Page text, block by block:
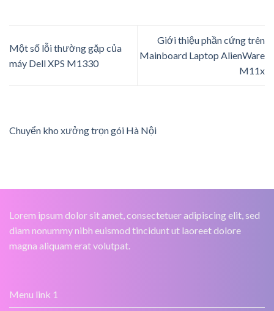
Một số lỗi thường gặp của
máy Dell XPS M1330
Giới thiệu phần cứng trên
Mainboard Laptop AlienWare
M11x
Chuyển kho xưởng trọn gói Hà Nội
Lorem ipsum dolor sit amet, consectetuer adipiscing elit, sed
diam nonummy nibh euismod tincidunt ut laoreet dolore
magna aliquam erat volutpat.
Menu link 1